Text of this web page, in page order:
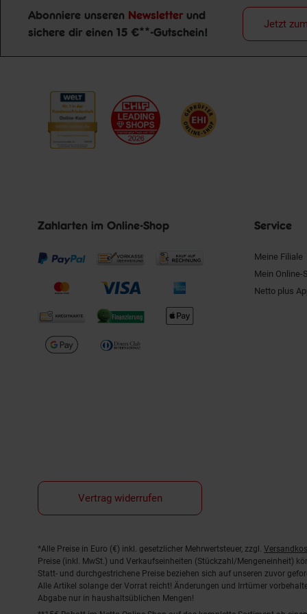
Newsletter Anmeldung
Abonniere unseren Newsletter und
sichere dir einen 15 €**-Gutschein!
Jetzt
Zahlarten im Online-Shop Service
Meine Filiale
Mein Online-
Netto plus
Vertrag widerrufen
Fußnoten
*Alle Preise in Euro (€) inkl. gesetzlicher Mehrwertsteuer, zzgl.
Preise (inkl. MwSt.) und Verkaufseinheiten (Stückzahl/Mengeneinheit)
Statt- und durchgestrichene Preise beziehen sich auf unseren zuvor
Alle Artikel solange der Vorrat reicht! Änderungen und Irrtümer
Abgabe nur in haushaltsüblichen Mengen!